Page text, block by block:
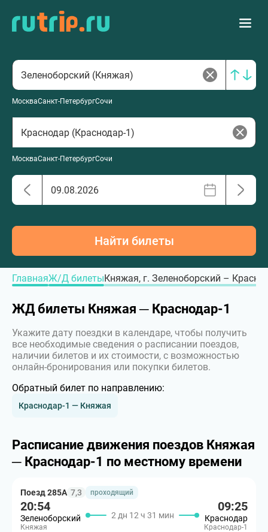
МоскваСанкт-ПетербургСочи
МоскваСанкт-ПетербургСочи
Найти билеты
ГлавнаяЖ/Д билетыКняжая, г. Зеленоборский –
ЖД билеты Княжая ─ Краснодар-1
Укажите дату поездки в календаре, чтобы получить
все необходимые сведения о расписании поездов,
наличии билетов и их стоимости, с возможностью
онлайн-бронирования или покупки билетов.
Обратный билет по направлению:
Краснодар-1 — Княжая
Расписание движения поездов Княжая
─ Краснодар-1 по местному времени
Поезд 285А 7,3 проходящий
20:54
Зеленоборский
Княжая
2 дн 12 ч 31 мин
09:25
Краснодар
Краснодар-1